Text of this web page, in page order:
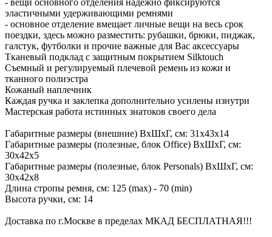
- вещи основного отделения надежно фиксируются
эластичными удерживающими ремнями
- основное отделение вмещает личные вещи на весь срок
поездки, здесь можно разместить: рубашки, брюки, пиджак,
галстук, футболки и прочие важные для Вас аксессуары
Тканевый подклад с защитным покрытием Silktouch
Съемный и регулируемый плечевой ремень из кожи и
тканного полиэстра
Кожаный наплечник
Каждая ручка и заклепка дополнительно усилены изнутри
Мастерская работа истинных знатоков своего дела
Габаритные размеры (внешние) ВхШхГ, см: 31х43х14
Габаритные размеры (полезные, блок Office) ВхШхГ, см:
30х42х5
Габаритные размеры (полезные, блок Personals) ВхШхГ, см:
30х42х8
Длина стропы ремня, см: 125 (max) - 70 (min)
Высота ручки, см: 14
Доставка по г.Москве в пределах МКАД БЕСПЛАТНАЯ!!!